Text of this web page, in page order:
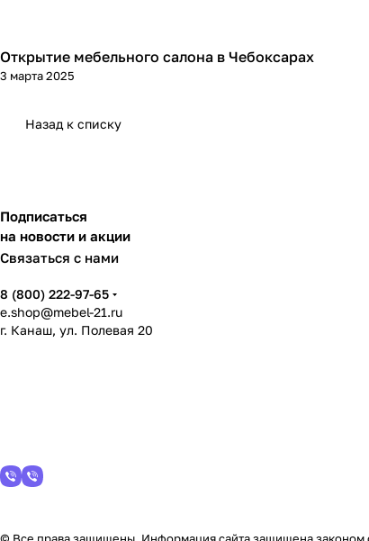
Открытие мебельного салона в Чебоксарах
3 марта 2025
Назад к списку
Подписаться
на новости и акции
Связаться с нами
8 (800) 222-97-65
e.shop@mebel-21.ru
г. Канаш, ул. Полевая 20